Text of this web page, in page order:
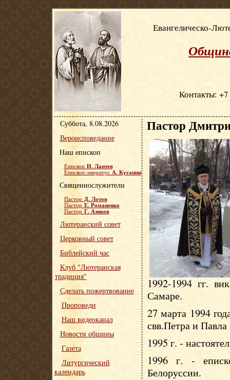
Евангелическо-
Контакты: +7
Пастор
1992-1994 гг.
Самаре.
27 марта 1994
свв.Петра и
1995 г. -
1996 г. -
Белоруссии.
Суббота, 8.08.2026
Вероисповедание
Наш епископ
Епископ И. Лаптев
Епископ-эмеритус А. Кугаппи
Священнослужители
Пастор Д. Лотов
Пастор Е. Романенко
Пастор Г. Азиков
Лютеранский совет
Церковный совет
Библейский час
Клуб "Лютеранская
традиция"
Сделать пожертвование
Проповеди
Наш видеоканал
Новости общины
Газета
Литургический
календарь